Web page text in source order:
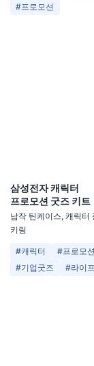
#프로모션
삼성전자 캐릭터
프로모션 굿즈 키트
납작 틴케이스, 캐릭터
키링
#캐릭터
#프로모션
#기업굿즈
#라이